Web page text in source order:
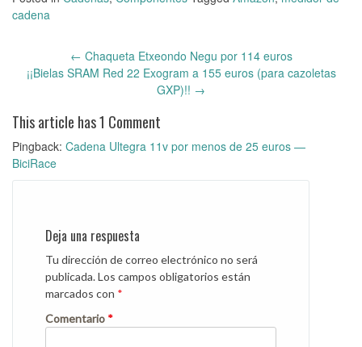
cadena
Post
← Chaqueta Etxeondo Negu por 114 euros
¡¡Bielas SRAM Red 22 Exogram a 155 euros (para cazoletas
GXP)!! →
This article has 1 Comment
Pingback: Cadena Ultegra 11v por menos de 25 euros —
BiciRace
Deja una respuesta
Tu dirección de correo electrónico no será
publicada.Los campos obligatorios están
marcados con *
Comentario *